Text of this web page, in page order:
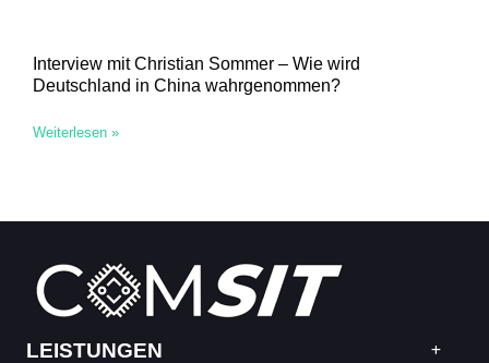
Interview mit Christian Sommer – Wie wird
Deutschland in China wahrgenommen?
Weiterlesen »
LEISTUNGEN